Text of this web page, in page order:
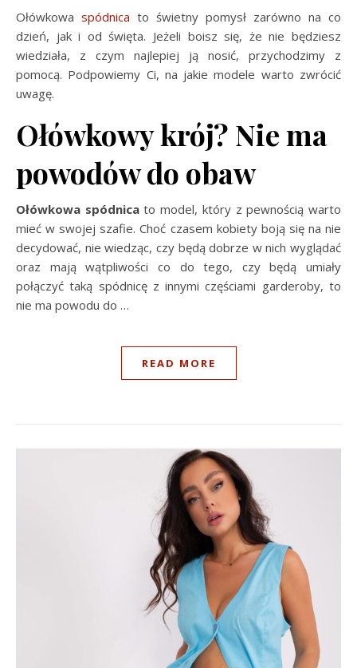
Ołówkowa spódnica to świetny pomysł zarówno na co
dzień, jak i od święta. Jeżeli boisz się, że nie będziesz
wiedziała, z czym najlepiej ją nosić, przychodzimy z
pomocą. Podpowiemy Ci, na jakie modele warto zwrócić
uwagę.
Ołówkowy krój? Nie ma
powodów do obaw
Ołówkowa spódnicato model, który z pewnością warto
mieć w swojej szafie. Choć czasem kobiety boją się na nie
decydować, nie wiedząc, czy będą dobrze w nich wyglądać
oraz mają wątpliwości co do tego, czy będą umiały
połączyć taką spódnicę z innymi częściami garderoby, to
nie ma powodu do …
READ MORE